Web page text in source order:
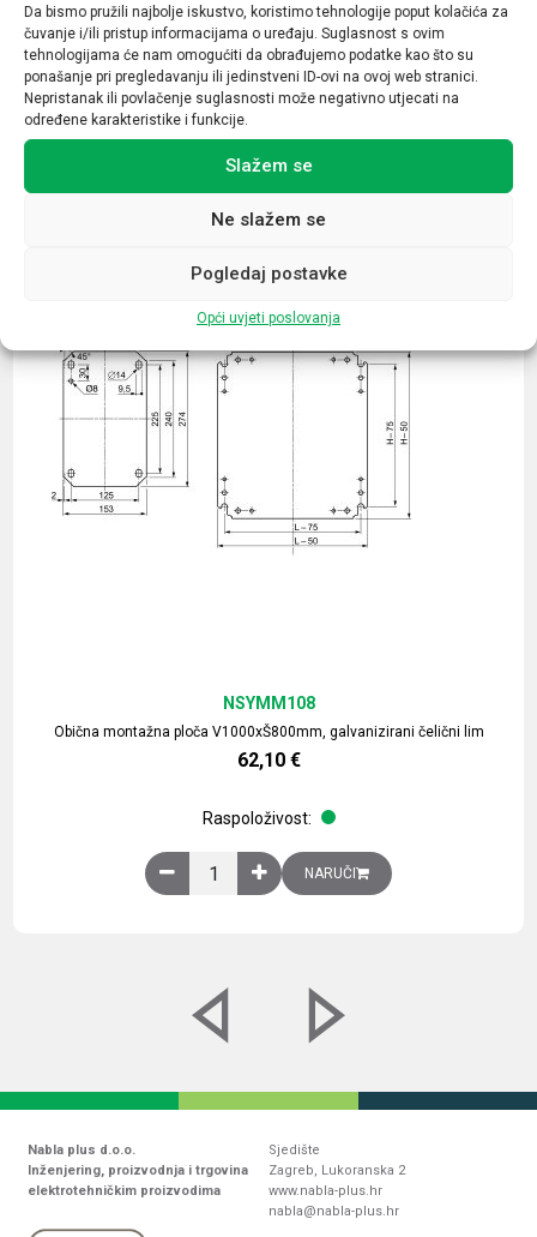
Da bismo pružili najbolje iskustvo, koristimo tehnologije poput kolačića za
čuvanje i/ili pristup informacijama o uređaju. Suglasnost s ovim
tehnologijama će nam omogućiti da obrađujemo podatke kao što su
ponašanje pri pregledavanju ili jedinstveni ID-ovi na ovoj web stranici.
Nepristanak ili povlačenje suglasnosti može negativno utjecati na
određene karakteristike i funkcije.
Slažem se
Ne slažem se
Pogledaj postavke
Opći uvjeti poslovanja
Podnaponski okidač
Povezani proizvodi
Obična montažna ploča V1000xŠ800mm, galvanizirani čelični lim
NSYMM108
62,10 €
Raspoloživost:
Obična montažna ploča V1000xŠ800mm,
NARUČI
Nabla plus d.o.o.
Inženjering, proizvodnja i trgovina
elektrotehničkim proizvodima
Sjedište
Zagreb, Lukoranska 2
www.nabla-plus.hr
nabla@nabla-plus.hr